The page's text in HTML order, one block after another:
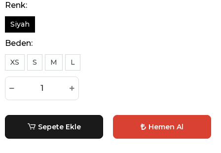
Renk:
Siyah
Beden:
XS L
S M
Sepete Ekle Hemen Al